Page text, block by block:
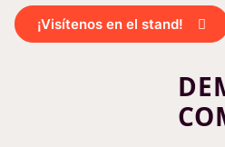
¡Visítenos en el stand!